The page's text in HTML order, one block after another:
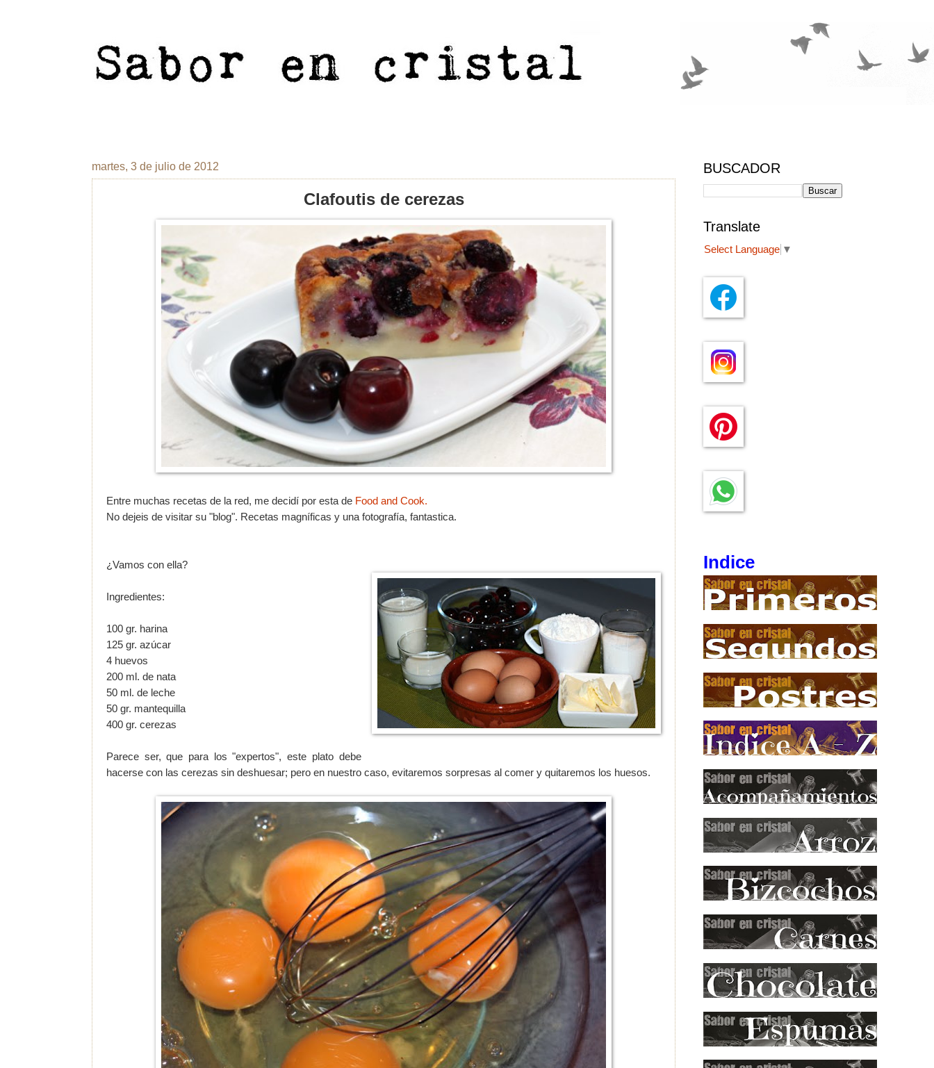
martes, 3 de julio de 2012
Clafoutis de cerezas
Entre muchas recetas de la red, me decidí por esta de Food and Cook.
No dejeis de visitar su "blog". Recetas magníficas y una fotografía, fantastica.
¿Vamos con ella?
Ingredientes:
100 gr. harina
125 gr. azúcar
4 huevos
200 ml. de nata
50 ml. de leche
50 gr. mantequilla
400 gr. cerezas
Parece ser, que para los "expertos", este plato debe
hacerse con las cerezas sin deshuesar; pero en nuestro caso, evitaremos sorpresas al comer y quitaremos los huesos.
BUSCADOR
Translate
Select Language ▼
Indice